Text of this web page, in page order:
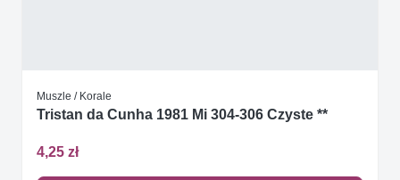
Muszle / Korale
Tristan da Cunha 1981 Mi 304-306 Czyste **
4,25 zł